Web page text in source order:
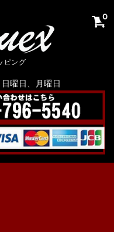
ピング
曜日、月曜日
0